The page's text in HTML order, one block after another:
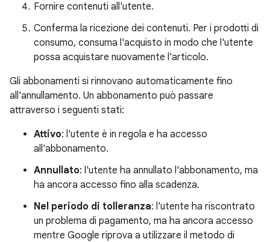
Fornire contenuti all'utente.
Conferma la ricezione dei contenuti. Per i prodotti di
consumo, consuma l'acquisto in modo che l'utente
possa acquistare nuovamente l'articolo.
Gli abbonamenti si rinnovano automaticamente fino
all'annullamento. Un abbonamento può passare
attraverso i seguenti stati:
Attivo: l'utente è in regola e ha accesso
all'abbonamento.
Annullato: l'utente ha annullato l'abbonamento, ma
ha ancora accesso fino alla scadenza.
Nel periodo di tolleranza: l'utente ha riscontrato
un problema di pagamento, ma ha ancora accesso
mentre Google riprova a utilizzare il metodo di